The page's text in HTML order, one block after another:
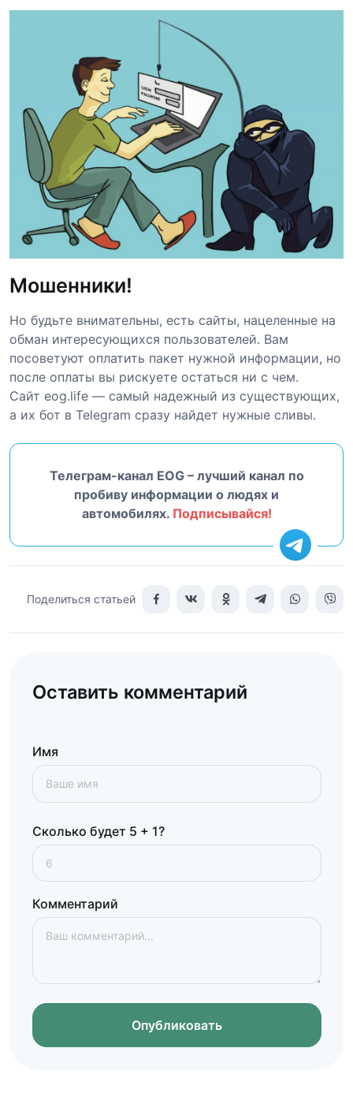
Мошенники!
Но будьте внимательны, есть сайты, нацеленные на
обман интересующихся пользователей. Вам
посоветуют оплатить пакет нужной информации, но
после оплаты вы рискуете остаться ни с чем.
Сайт eog.life — самый надежный из существующих,
а их бот в Telegram сразу найдет нужные сливы.
Телеграм-канал EOG – лучший канал по
пробиву информации о людях и
автомобилях. Подписывайся!
Поделиться статьей
Оставить комментарий
Имя
Сколько будет 5 + 1?
Комментарий
Опубликовать